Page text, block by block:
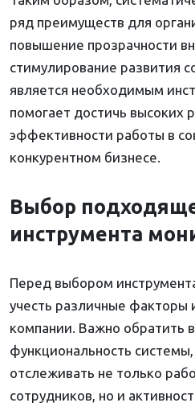
ряд преимуществ для
повышение прозрачности
стимулирование развития
является необходимым
помогает достичь высоких
эффективности работы в
конкурентном бизнесе.
Выбор
инструмента
Перед выбором
учесть различные факторы
компании. Важно обратить
функциональность
отслеживать не только
сотрудников, но и